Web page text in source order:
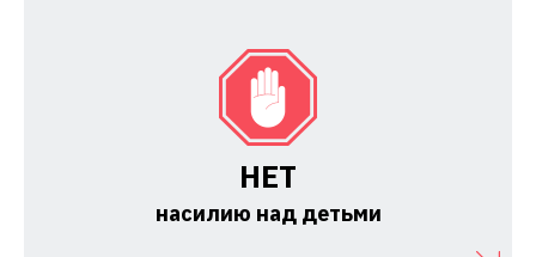
НЕТ
насилию над детьми